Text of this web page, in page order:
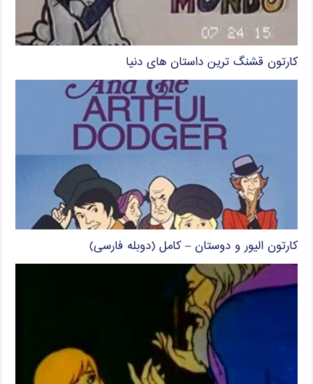
کارتون قشنگ ترین داستان های دنیا
کارتون الیور و دوستان – کامل (دوبله فارسی)